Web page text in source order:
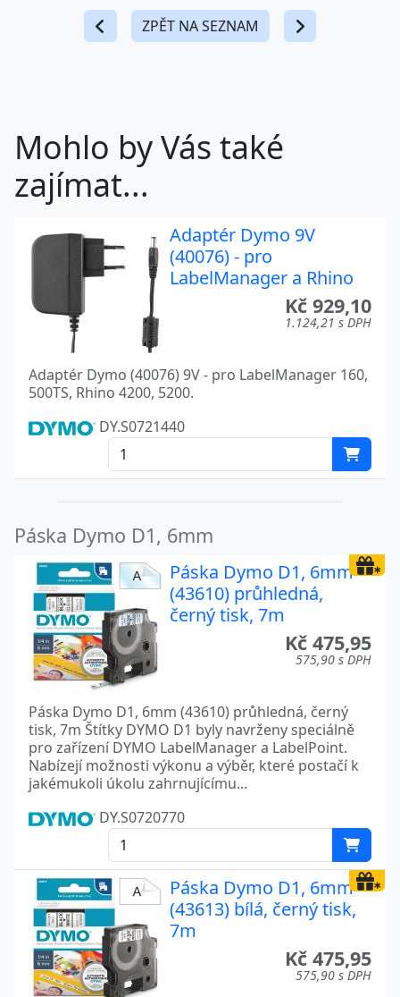
ZPĚT NA SEZNAM
Mohlo by Vás také
zajímat...
Adaptér Dymo 9V
(40076) - pro
LabelManager a Rhino
Kč 929,10
1.124,21 s DPH
Adaptér Dymo (40076) 9V - pro LabelManager 160,
500TS, Rhino 4200, 5200.
DY.S0721440
Páska Dymo D1, 6mm
Páska Dymo D1, 6mm
(43610) průhledná,
černý tisk, 7m
Kč 475,95
575,90 s DPH
Páska Dymo D1, 6mm (43610) průhledná, černý
tisk, 7m Štítky DYMO D1 byly navrženy speciálně
pro zařízení DYMO LabelManager a LabelPoint.
Nabízejí možnosti výkonu a výběr, které postačí k
jakémukoli úkolu zahrnujícímu...
DY.S0720770
Páska Dymo D1, 6mm
(43613) bílá, černý tisk,
7m
Kč 475,95
575,90 s DPH